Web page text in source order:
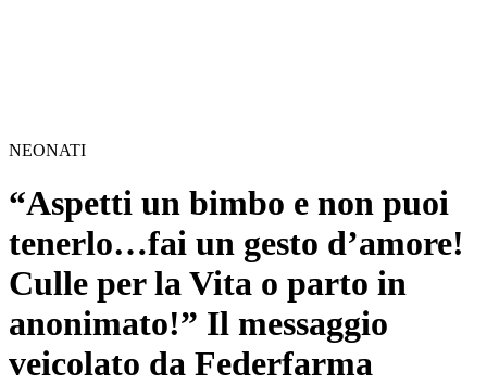
NEONATI
“Aspetti un bimbo e non puoi
tenerlo…fai un gesto d’amore!
Culle per la Vita o parto in
anonimato!” Il messaggio
veicolato da Federfarma